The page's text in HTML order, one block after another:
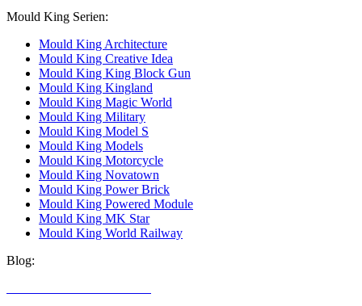
Mould King Serien:
Mould King Architecture
Mould King Creative Idea
Mould King King Block Gun
Mould King Kingland
Mould King Magic World
Mould King Military
Mould King Model S
Mould King Models
Mould King Motorcycle
Mould King Novatown
Mould King Power Brick
Mould King Powered Module
Mould King MK Star
Mould King World Railway
Blog: